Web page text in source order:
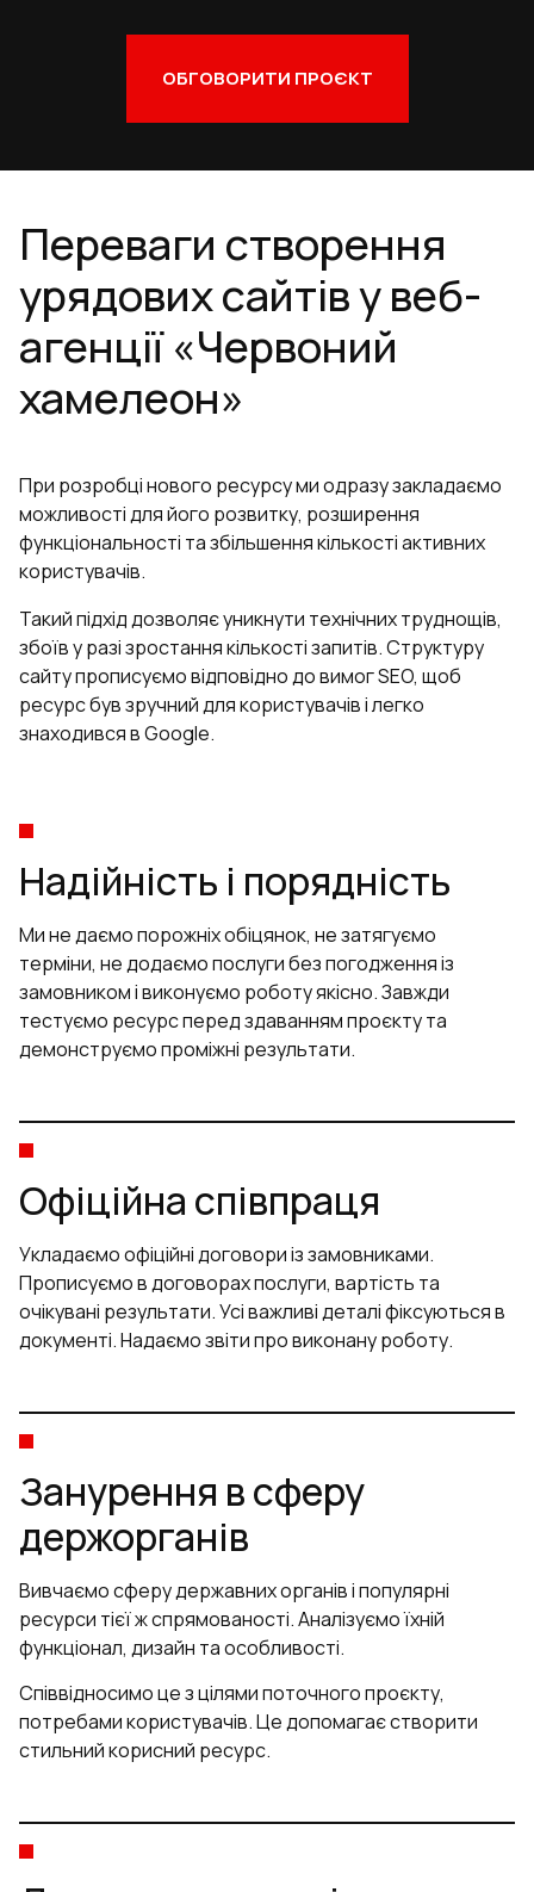
ОБГОВОРИТИ ПРОЄКТ
Переваги створення
урядових сайтів у веб-
агенції «Червоний
хамелеон»
При розробці нового ресурсу ми одразу закладаємо
можливості для його розвитку, розширення
функціональності та збільшення кількості активних
користувачів.
Такий підхід дозволяє уникнути технічних труднощів,
збоїв у разі зростання кількості запитів. Структуру
сайту прописуємо відповідно до вимогSEO, щоб
ресурс був зручний для користувачів і легко
знаходився в Google.
Надійність і порядність
Ми не даємо порожніх обіцянок, не затягуємо
терміни, не додаємо послуги без погодження із
замовником і виконуємо роботу якісно. Завжди
тестуємо ресурс перед здаванням проєкту та
демонструємо проміжні результати.
Офіційна співпраця
Укладаємо офіційні договори із замовниками.
Прописуємо в договорах послуги, вартість та
очікувані результати. Усі важливі деталі фіксуються в
документі. Надаємо звіти про виконану роботу.
Занурення в сферу
держорганів
Вивчаємо сферу державних органів і популярні
ресурси тієї ж спрямованості. Аналізуємо їхній
функціонал, дизайн та особливості.
Співвідносимо це з цілями поточного проєкту,
потребами користувачів. Це допомагає створити
стильний корисний ресурс.